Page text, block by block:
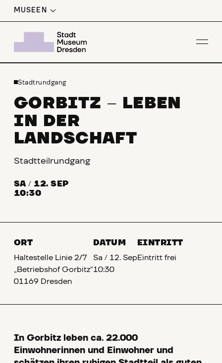
MUSEEN
I
T A
G
Stadtrundgang
GORBITZ –
LEBEN
IN DER
LANDSCHAFT
Stadtteilrundgang
SA / 12. SEP
10:30
ORT
Haltestelle Linie 2/7
„Betriebshof Gorbitz“
01169 Dresden
DATUM
Sa / 12. Sep
10:30
EINTRITT
Eintritt frei
In Gorbitz leben ca. 22.000
Einwohnerinnen und Einwohner und